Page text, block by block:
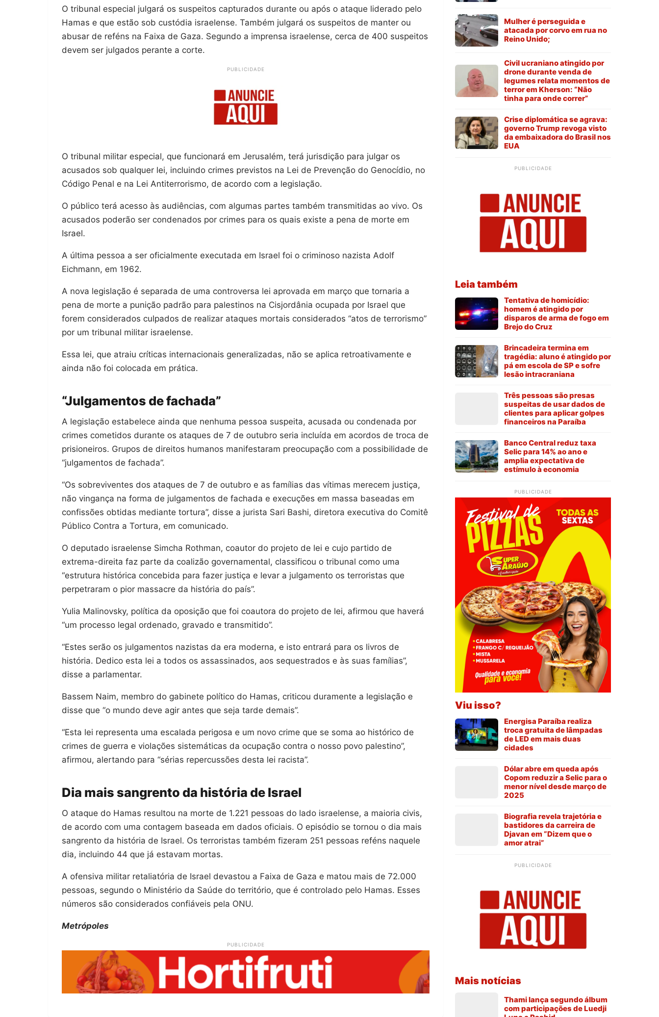
O tribunal especial julgará os suspeitos capturados durante ou após o ataque liderado pelo
Hamas e que estão sob custódia israelense. Também julgará os suspeitos de manter ou
abusar de reféns na Faixa de Gaza. Segundo a imprensa israelense, cerca de 400 suspeitos
devem ser julgados perante a corte.
PUBLICIDADE
O tribunal militar especial, que funcionará em Jerusalém, terá jurisdição para julgar os
acusados sob qualquer lei, incluindo crimes previstos na Lei de Prevenção do Genocídio, no
Código Penal e na Lei Antiterrorismo, de acordo com a legislação.
O público terá acesso às audiências, com algumas partes também transmitidas ao vivo. Os
acusados poderão ser condenados por crimes para os quais existe a pena de morte em
Israel.
A última pessoa a ser oficialmente executada em Israel foi o criminoso nazista Adolf
Eichmann, em 1962.
A nova legislação é separada de uma controversa lei aprovada em março que tornaria a
pena de morte a punição padrão para palestinos na Cisjordânia ocupada por Israel que
forem considerados culpados de realizar ataques mortais considerados “atos de terrorismo”
por um tribunal militar israelense.
Essa lei, que atraiu críticas internacionais generalizadas, não se aplica retroativamente e
ainda não foi colocada em prática.
“Julgamentos de fachada”
A legislação estabelece ainda que nenhuma pessoa suspeita, acusada ou condenada por
crimes cometidos durante os ataques de 7 de outubro seria incluída em acordos de troca de
prisioneiros. Grupos de direitos humanos manifestaram preocupação com a possibilidade de
“julgamentos de fachada”.
“Os sobreviventes dos ataques de 7 de outubro e as famílias das vítimas merecem justiça,
não vingança na forma de julgamentos de fachada e execuções em massa baseadas em
confissões obtidas mediante tortura”, disse a jurista Sari Bashi, diretora executiva do Comitê
Público Contra a Tortura, em comunicado.
O deputado israelense Simcha Rothman, coautor do projeto de lei e cujo partido de
extrema-direita faz parte da coalizão governamental, classificou o tribunal como uma
“estrutura histórica concebida para fazer justiça e levar a julgamento os terroristas que
perpetraram o pior massacre da história do país”.
Yulia Malinovsky, política da oposição que foi coautora do projeto de lei, afirmou que haverá
“um processo legal ordenado, gravado e transmitido”.
“Estes serão os julgamentos nazistas da era moderna, e isto entrará para os livros de
história. Dedico esta lei a todos os assassinados, aos sequestrados e às suas famílias”,
disse a parlamentar.
Bassem Naim, membro do gabinete político do Hamas, criticou duramente a legislação e
disse que “o mundo deve agir antes que seja tarde demais”.
“Esta lei representa uma escalada perigosa e um novo crime que se soma ao histórico de
crimes de guerra e violações sistemáticas da ocupação contra o nosso povo palestino”,
afirmou, alertando para “sérias repercussões desta lei racista”.
Dia mais sangrento da história de Israel
O ataque do Hamas resultou na morte de 1.221 pessoas do lado israelense, a maioria civis,
de acordo com uma contagem baseada em dados oficiais. O episódio se tornou o dia mais
sangrento da história de Israel. Os terroristas também fizeram 251 pessoas reféns naquele
dia, incluindo 44 que já estavam mortas.
A ofensiva militar retaliatória de Israel devastou a Faixa de Gaza e matou mais de 72.000
pessoas, segundo o Ministério da Saúde do território, que é controlado pelo Hamas. Esses
números são considerados confiáveis pela ONU.
Metrópoles
PUBLICIDADE
Mulher é perseguida e
atacada por corvo em rua no
Reino Unido;
Civil ucraniano atingido por
drone durante venda de
legumes relata momentos de
terror em Kherson: “Não
tinha para onde correr”
Crise diplomática se agrava:
governo Trump revoga visto
da embaixadora do Brasil nos
EUA
PUBLICIDADE
Leia também
Tentativa de homicídio:
homem é atingido por
disparos de arma de fogo em
Brejo do Cruz
Brincadeira termina em
tragédia: aluno é atingido por
pá em escola de SP e sofre
lesão intracraniana
Três pessoas são presas
suspeitas de usar dados de
clientes para aplicar golpes
financeiros na Paraíba
Banco Central reduz taxa
Selic para 14% ao ano e
amplia expectativa de
estímulo à economia
PUBLICIDADE
Viu isso?
Energisa Paraíba realiza
troca gratuita de lâmpadas
de LED em mais duas
cidades
Dólar abre em queda após
Copom reduzir a Selic para o
menor nível desde março de
2025
Biografia revela trajetória e
bastidores da carreira de
Djavan em “Dizem que o
amor atrai”
PUBLICIDADE
Mais notícias
Thami lança segundo álbum
com participações de Luedji